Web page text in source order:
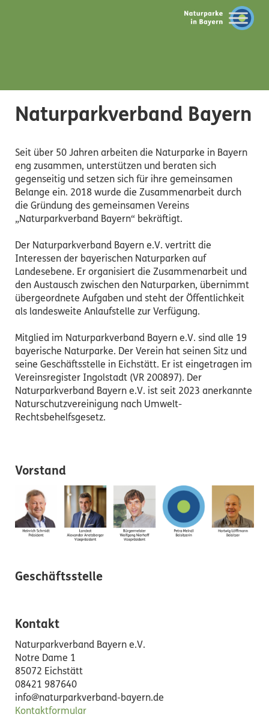
Naturparkverband Bayern
Seit über 50 Jahren arbeiten die Naturparke in Bayern
eng zusammen, unterstützen und beraten sich
gegenseitig und setzen sich für ihre gemeinsamen
Belange ein. 2018 wurde die Zusammenarbeit durch
die Gründung des gemeinsamen Vereins
„Naturparkverband Bayern“ bekräftigt.
Der Naturparkverband Bayern e.V. vertritt die
Interessen der bayerischen Naturparken auf
Landesebene. Er organisiert die Zusammenarbeit und
den Austausch zwischen den Naturparken, übernimmt
übergeordnete Aufgaben und steht der Öffentlichkeit
als landesweite Anlaufstelle zur Verfügung.
Mitglied im Naturparkverband Bayern e.V. sind alle 19
bayerische Naturparke. Der Verein hat seinen Sitz und
seine Geschäftsstelle in Eichstätt. Er ist eingetragen im
Vereinsregister Ingolstadt (VR 200897). Der
Naturparkverband Bayern e.V. ist seit 2023 anerkannte
Naturschutzvereinigung nach Umwelt-
Rechtsbehelfsgesetz.
Vorstand
Geschäftsstelle
Kontakt
Naturparkverband Bayern e.V.
Notre Dame 1
85072 Eichstätt
08421 987640
info@naturparkverband-bayern.de
Kontaktformular